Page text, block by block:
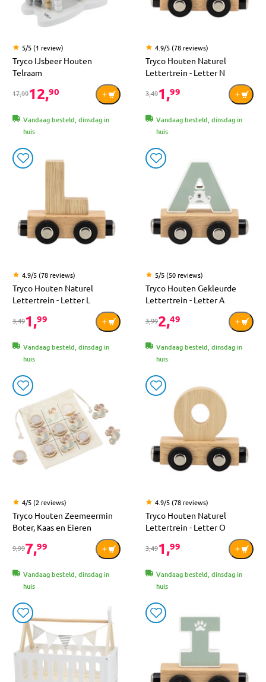
5/5 (1 review)
Tryco IJsbeer Houten
Telraam
17,9912,90
Vandaag besteld, dinsdag in
huis
4.9/5 (78 reviews)
Tryco Houten Naturel
Lettertrein - Letter N
3,491,99
Vandaag besteld, dinsdag in
huis
4.9/5 (78 reviews)
Tryco Houten Naturel
Lettertrein - Letter L
3,491,99
Vandaag besteld, dinsdag in
huis
5/5 (50 reviews)
Tryco Houten Gekleurde
Lettertrein - Letter A
3,992,49
Vandaag besteld, dinsdag in
huis
4/5 (2 reviews)
Tryco Houten Zeemeermin
Boter, Kaas en Eieren
9,997,99
Vandaag besteld, dinsdag in
huis
4.9/5 (78 reviews)
Tryco Houten Naturel
Lettertrein - Letter O
3,491,99
Vandaag besteld, dinsdag in
huis